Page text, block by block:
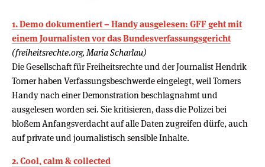
1. Demo dokumentiert – Handy ausgelesen: GFF geht mit
einem Journalisten vor das Bundesverfassungsgericht
(freiheitsrechte.org, Maria Scharlau)
Die Gesellschaft für Freiheitsrechte und der Journalist Hendrik
Torner haben Verfassungsbeschwerde eingelegt, weil Torners
Handy nach einer Demonstration beschlagnahmt und
ausgelesen worden sei. Sie kritisieren, dass die Polizei bei
bloßem Anfangsverdacht auf alle Daten zugreifen dürfe, auch
auf private und journalistisch sensible Inhalte.
2. Cool, calm & collected